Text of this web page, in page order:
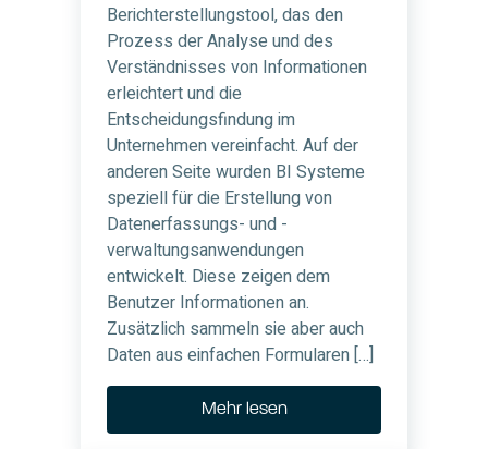
Berichterstellungstool, das den
Prozess der Analyse und des
Verständnisses von Informationen
erleichtert und die
Entscheidungsfindung im
Unternehmen vereinfacht. Auf der
anderen Seite wurden BI Systeme
speziell für die Erstellung von
Datenerfassungs- und -
verwaltungsanwendungen
entwickelt. Diese zeigen dem
Benutzer Informationen an.
Zusätzlich sammeln sie aber auch
Daten aus einfachen Formularen […]
Mehr lesen